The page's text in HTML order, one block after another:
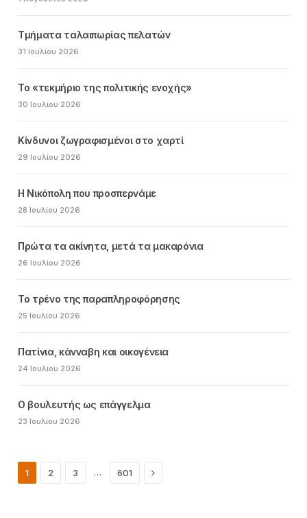
Τμήματα ταλαιπωρίας πελατών
31 Ιουλίου 2026
Το «τεκμήριο της πολιτικής ενοχής»
30 Ιουλίου 2026
Κίνδυνοι ζωγραφισμένοι στο χαρτί
29 Ιουλίου 2026
Η Νικόπολη που προσπερνάμε
28 Ιουλίου 2026
Πρώτα τα ακίνητα, μετά τα μακαρόνια
26 Ιουλίου 2026
Το τρένο της παραπληροφόρησης
25 Ιουλίου 2026
Πατίνια, κάνναβη και οικογένεια
24 Ιουλίου 2026
Ο βουλευτής ως επάγγελμα
23 Ιουλίου 2026
1 2 3 … 601 Next